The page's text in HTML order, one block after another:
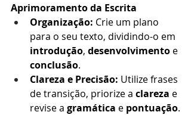
Aprimoramento da Escrita
Organização: Crie um plano
para o seu texto, dividindo-o em
introdução, desenvolvimento e
conclusão.
Clareza e Precisão: Utilize frases
de transição, priorize a clareza e
revise a gramática e pontuação.